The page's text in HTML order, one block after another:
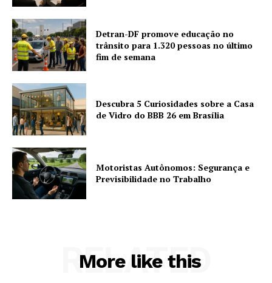
Detran-DF promove educação no
trânsito para 1.320 pessoas no último
fim de semana
Descubra 5 Curiosidades sobre a Casa
de Vidro do BBB 26 em Brasília
Motoristas Autônomos: Segurança e
Previsibilidade no Trabalho
More like this
RELATED